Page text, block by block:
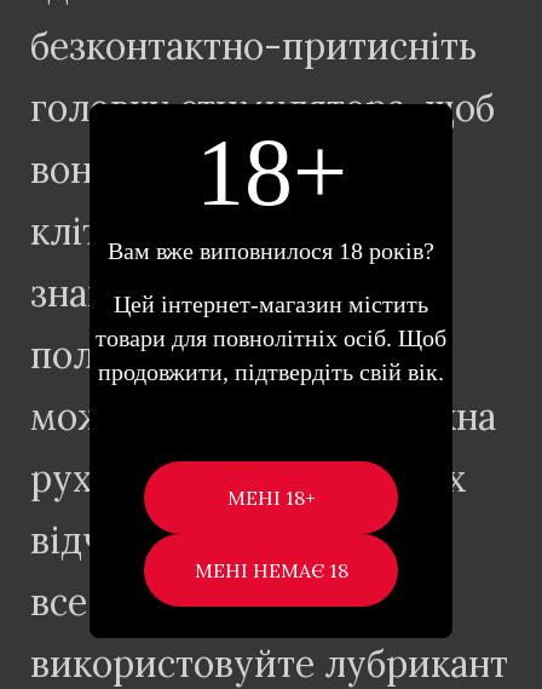
безконтактно-притисніть
головку стимулятора, щоб
вона щільно оточувала
клітор; після того, як
знайшли найкраще
положення – іграшкою
можна не рухати. А можна
рухати, в пошуках нових
відчуттів. Для того, щоб
все пройшло ідеально,
використовуйте лубрикант
18+
Вам вже виповнилося 18 років?
Цей інтернет-магазин містить
товари для повнолітніх осіб. Щоб
продовжити, підтвердіть свій вік.